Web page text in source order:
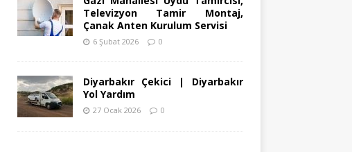
Televizyon Tamir Montaj,
Çanak Anten Kurulum Servisi
6 Şubat 2026 0
Diyarbakır Çekici | Diyarbakır
Yol Yardım
27 Ocak 2026 0